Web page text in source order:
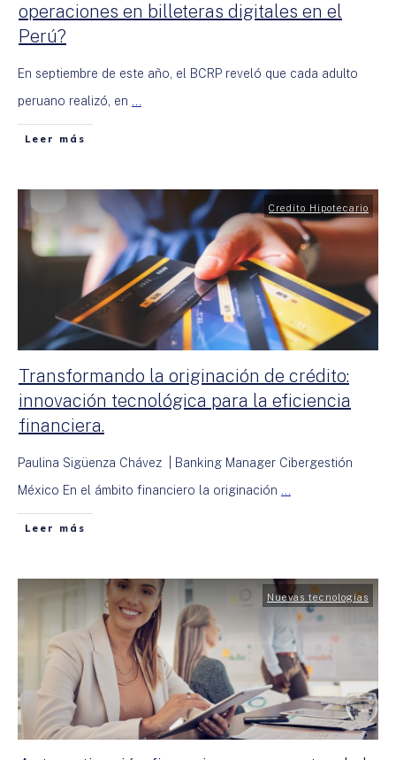
operaciones en billeteras digitales en el
Perú?
En septiembre de este año, el BCRP reveló que cada adulto
peruano realizó, en ...
Leer más
Credito Hipotecario
Transformando la originación de crédito:
innovación tecnológica para la eficiencia
financiera.
Paulina Sigüenza Chávez | Banking Manager Cibergestión
México En el ámbito financiero la originación ...
Leer más
Nuevas tecnologías